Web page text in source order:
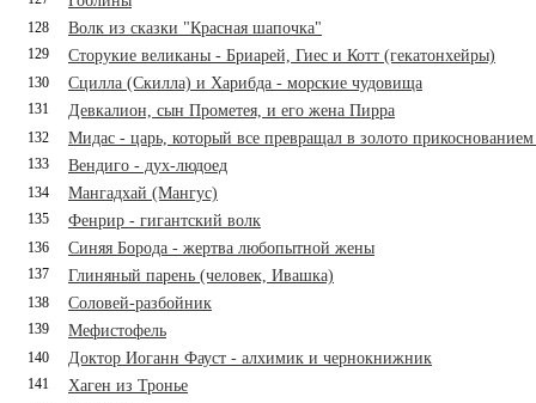
128 Волк из сказки "Красная шапочка"
129 Сторукие великаны - Бриарей, Гиес и Котт (гекатонхейры)
130 Сцилла (Скилла) и Харибда - морские чудовища
131 Девкалион, сын Прометея, и его жена Пирра
132 Мидас - царь, который все превращал в золото
133 Вендиго - дух-людоед
134 Мангадхай (Мангус)
135 Фенрир - гигантский волк
136 Синяя Борода - жертва любопытной жены
137 Глиняный парень (человек, Ивашка)
138 Соловей-разбойник
139 Мефистофель
140 Доктор Иоганн Фауст - алхимик и чернокнижник
141 Хаген из Тронье